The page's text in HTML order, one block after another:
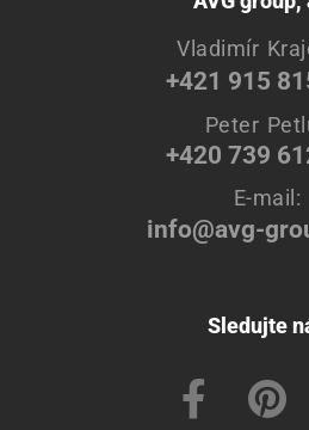
Vladimír
+421 915
Peter
+420 739
E-mail:
info@avg-
Sledujte